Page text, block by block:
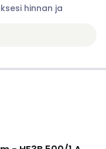
hinnan ja